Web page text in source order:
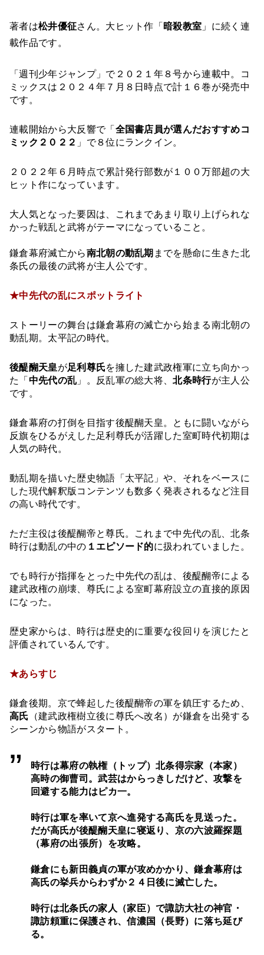
著者は松井優征さん。大ヒット作「 暗殺教室 」に続く連
載作品です。
「週刊少年ジャンプ」で２０２１年８号から連載中。コ
ミックスは２０２４年７月８日時点で計１６巻が発売中
です。
連載開始から大反響で「 全国書店員が選んだおすすめコ
ミック２０２２ 」で８位にランクイン。
２０２２年６月時点で累計発行部数が１００万部超の大
ヒット作になっています。
大人気となった要因は、これまであまり取り上げられな
かった戦乱と武将がテーマになっていること。
鎌倉幕府滅亡から南北朝の動乱期 までを懸命に生きた北
条氏の最後の武将が主人公です。
★中先代の乱にスポットライト
ストーリーの舞台は鎌倉幕府の滅亡から始まる南北朝の
動乱期。太平記の時代。
後醍醐天皇が足利尊氏を擁した建武政権軍に立ち向かっ
た「 中先代の乱 」。反乱軍の総大将、北条時行が主人公
です。
鎌倉幕府の打倒を目指す後醍醐天皇。ともに闘いながら
反旗をひるがえした足利尊氏が活躍した室町時代初期は
人気の時代。
動乱期を描いた歴史物語「太平記」や、それをベースに
した現代解釈版コンテンツも数多く発表されるなど注目
の高い時代です。
ただ主役は後醍醐帝と尊氏。これまで中先代の乱、北条
時行は動乱の中の １エピソード的に扱われていました。
でも時行が指揮をとった中先代の乱は、後醍醐帝による
建武政権の崩壊、尊氏による室町幕府設立の直接的原因
になった。
歴史家からは、時行は歴史的に重要な役回りを演じたと
評価されているんです。
★あらすじ
鎌倉後期。京で蜂起した後醍醐帝の軍を鎮圧するため、
高氏 （建武政権樹立後に尊氏へ改名）が鎌倉を出発する
シーンから物語がスタート。
時行は幕府の執権（トップ）北条得宗家（本家）
高時の御曹司。武芸はからっきしだけど、攻撃を
回避する能力はピカ一。
時行は軍を率いて京へ進発する高氏を見送った。
だが高氏が後醍醐天皇に寝返り、京の六波羅探題
（幕府の出張所）を攻略。
鎌倉にも新田義貞の軍が攻めかかり、鎌倉幕府は
高氏の挙兵からわずか２４日後に滅亡した。
時行は北条氏の家人（家臣）で諏訪大社の神官・
諏訪頼重に保護され、信濃国（長野）に落ち延び
る。